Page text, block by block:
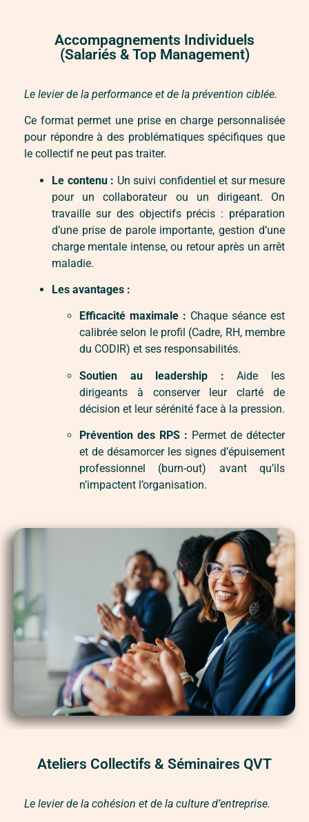
Accompagnements Individuels
(Salariés & Top Management)
Le levier de la performance et de la prévention ciblée.
Ce format permet une prise en charge personnalisée
pour répondre à des problématiques spécifiques que
le collectif ne peut pas traiter.
Le contenu : Un suivi confidentiel et sur mesure
pour un collaborateur ou un dirigeant. On
travaille sur des objectifs précis : préparation
d’une prise de parole importante, gestion d’une
charge mentale intense, ou retour après un arrêt
maladie.
Les avantages :
Efficacité maximale : Chaque séance est
calibrée selon le profil (Cadre, RH, membre
du CODIR) et ses responsabilités.
Soutien au leadership : Aide les
dirigeants à conserver leur clarté de
décision et leur sérénité face à la pression.
Prévention des RPS : Permet de détecter
et de désamorcer les signes d’épuisement
professionnel (burn-out) avant qu’ils
n’impactent l’organisation.
Ateliers Collectifs & Séminaires QVT
Le levier de la cohésion et de la culture d’entreprise.